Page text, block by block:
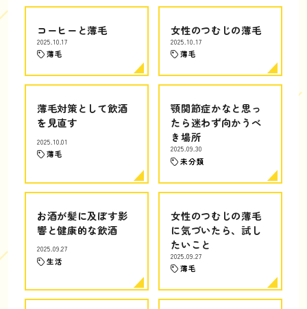
コーヒーと薄毛
2025.10.17
薄毛
女性のつむじの薄毛
2025.10.17
薄毛
薄毛対策として飲酒
を見直す
2025.10.01
薄毛
顎関節症かなと思っ
たら迷わず向かうべ
き場所
2025.09.30
未分類
お酒が髪に及ぼす影
響と健康的な飲酒
2025.09.27
生活
女性のつむじの薄毛
に気づいたら、試し
たいこと
2025.09.27
薄毛